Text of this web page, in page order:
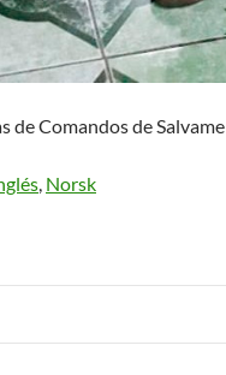
de Comandos de
Norsk